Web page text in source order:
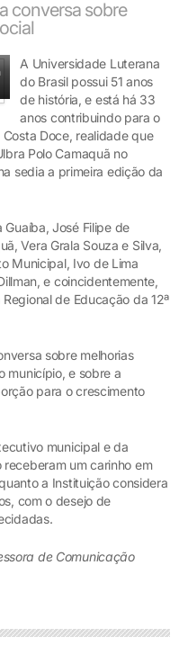
conversa sobre
A Universidade Luterana
do Brasil possui 51 anos
de história, e está há 33
anos contribuindo para o
Doce, realidade que
Polo Camaquã no
sedia a primeira edição da
José Filipe de
Vera Grala Souza e Silva,
Municipal, Ivo de Lima
e coincidentemente,
de Educação da 12ª
sobre melhorias
município, e sobre a
para o crescimento
municipal e da
um carinho em
a Instituição considera
com o desejo de
de Comunicação